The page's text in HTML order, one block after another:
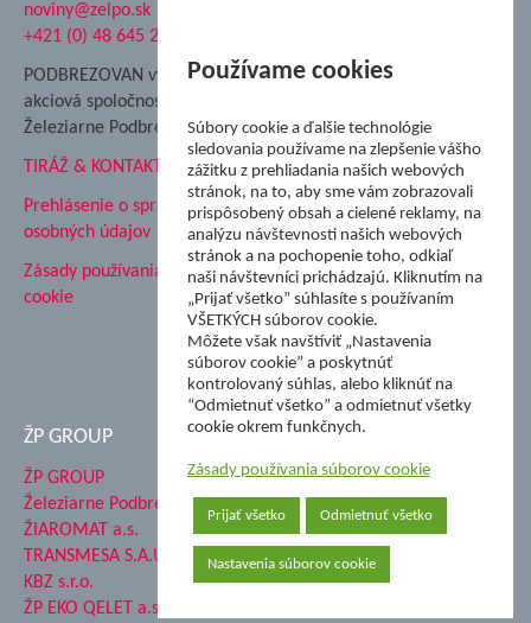
noviny@zelpo.sk
+421 (0) 48 645 2711
PODBREZOVAN vydáva
akciová spoločnosť
Železiarne Podbrezová
TIRÁŽ & KONTAKT
Prehlásenie o spracovaní
osobných údajov
Zásady používania súborov
cookie
Nadácia Železiarne
ŽP Informatika s.r.o.
ŠK Železiarne Podbrezová
Tále a.s.
ŽP GROUP
ŽP GROUP
Železiarne Podbrezová a.s.
ŽIAROMAT a.s.
TRANSMESA S.A.U.
KBZ s.r.o.
ŽP EKO QELET a.s.
Používame cookies
Súbory cookie a ďalšie technológie
sledovania používame na zlepšenie vášho
zážitku z prehliadania našich webových
stránok, na to, aby sme vám zobrazovali
prispôsobený obsah a cielené reklamy, na
analýzu návštevnosti našich webových
stránok a na pochopenie toho, odkiaľ
naši návštevníci prichádzajú. Kliknutím na
„Prijať všetko” súhlasíte s používaním
VŠETKÝCH súborov cookie.
Môžete však navštíviť „Nastavenia
súborov cookie” a poskytnúť
kontrolovaný súhlas, alebo kliknúť na
“Odmietnuť všetko” a odmietnuť všetky
cookie okrem funkčnych.
Zásady používania súborov cookie
Prijať všetko Odmietnuť všetko
Nastavenia súborov cookie